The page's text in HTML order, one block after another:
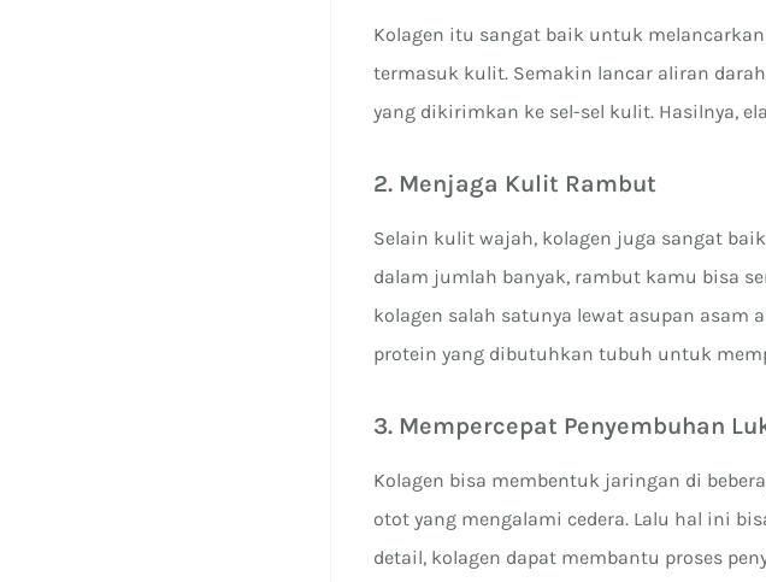
Kolagen itu sangat baik untuk
termasuk kulit. Semakin lancar aliran
yang dikirimkan ke sel-sel kulit. Hasilnya,
2. Menjaga Kulit Rambut
Selain kulit wajah, kolagen juga sangat
dalam jumlah banyak, rambut kamu bisa
kolagen salah satunya lewat asupan
protein yang dibutuhkan tubuh untuk
3. Mempercepat Penyembuhan
Kolagen bisa membentuk jaringan di
otot yang mengalami cedera. Lalu hal ini
detail, kolagen dapat membantu proses